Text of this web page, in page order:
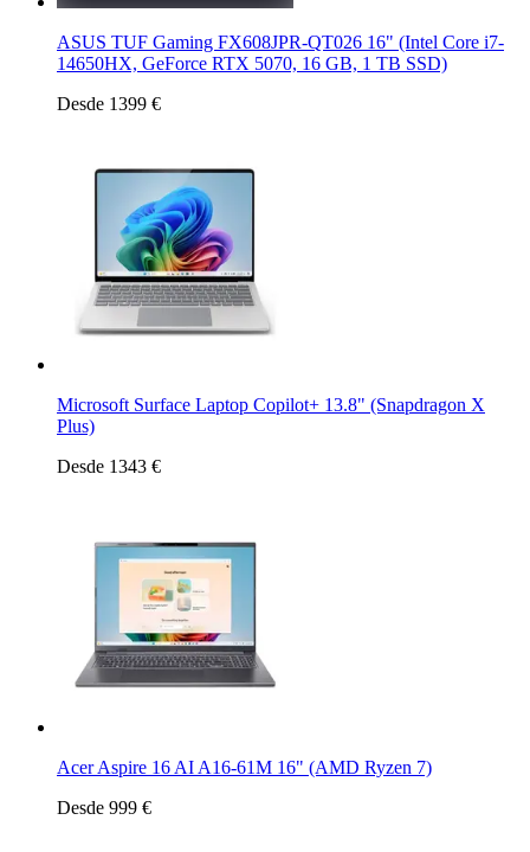
ASUS TUF Gaming FX608JPR-QT026 16" (Intel Core i7-
14650HX, GeForce RTX 5070, 16 GB, 1 TB SSD)
Desde 1399 €
Microsoft Surface Laptop Copilot+ 13.8" (Snapdragon X
Plus)
Desde 1343 €
Acer Aspire 16 AI A16-61M 16" (AMD Ryzen 7)
Desde 999 €